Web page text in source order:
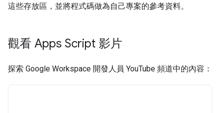
這些存放區，並將程式碼做為自己專案的參考資料。
觀看 Apps Script 影片
探索 Google Workspace 開發人員 YouTube 頻道中的內容：